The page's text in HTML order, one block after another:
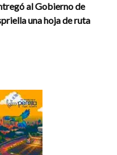
al Gobierno de
una hoja de ruta